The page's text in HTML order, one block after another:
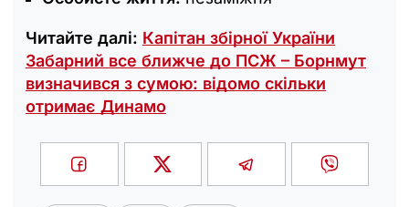
Читайте далі: Капітан збірної України
Забарний все ближче до ПСЖ – Борнмут
визначився з сумою: відомо скільки
отримає Динамо